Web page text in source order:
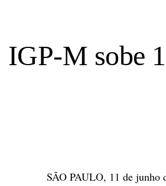
IGP-M sobe
SÃO PAULO, 11 de junho